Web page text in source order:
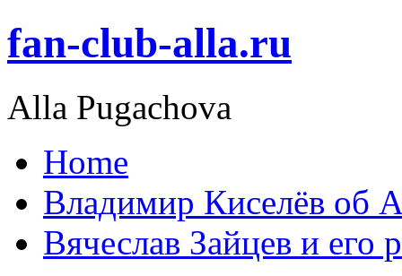
fan-club-alla.ru
Alla Pugachova
Home
Владимир Киселёв об
Вячеслав Зайцев и его